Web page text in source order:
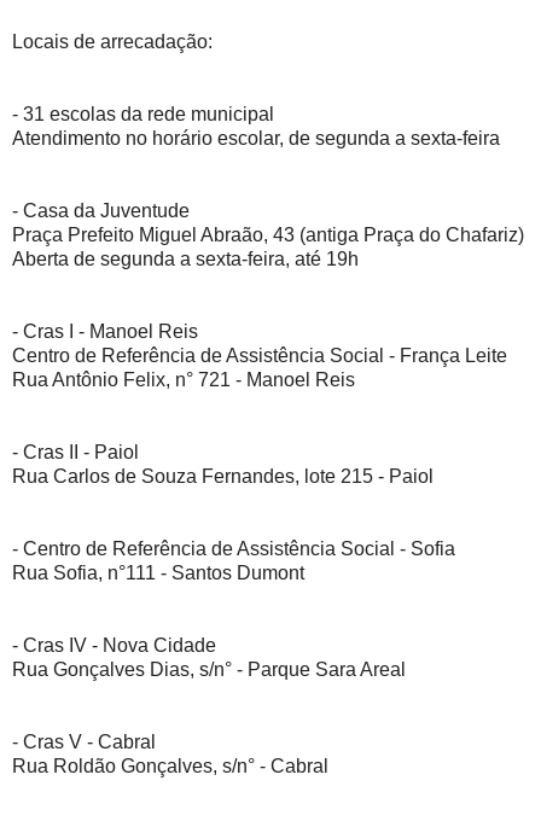
Locais de arrecadação:
- 31 escolas da rede municipal
Atendimento no horário escolar, de segunda a sexta-feira
- Casa da Juventude
Praça Prefeito Miguel Abraão, 43 (antiga Praça do Chafariz)
Aberta de segunda a sexta-feira, até 19h
- Cras I - Manoel Reis
Centro de Referência de Assistência Social - França Leite
Rua Antônio Felix, n° 721 - Manoel Reis
- Cras II - Paiol
Rua Carlos de Souza Fernandes, lote 215 - Paiol
- Centro de Referência de Assistência Social - Sofia
Rua Sofia, n°111 - Santos Dumont
- Cras IV - Nova Cidade
Rua Gonçalves Dias, s/n° - Parque Sara Areal
- Cras V - Cabral
Rua Roldão Gonçalves, s/n° - Cabral